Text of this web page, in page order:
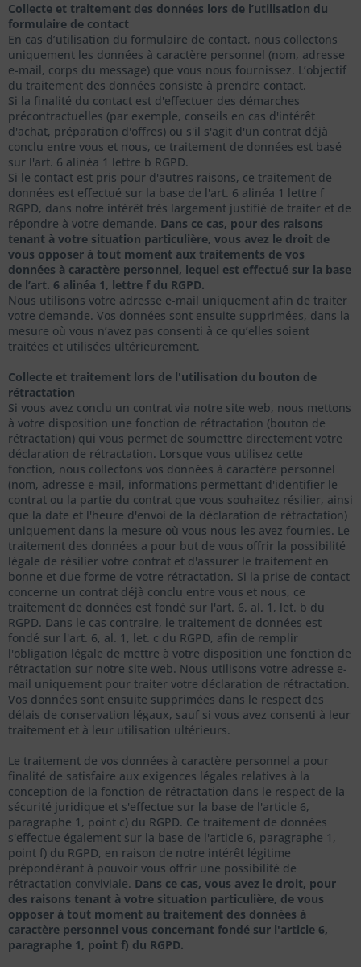
Collecte et traitement des données lors de l’utilisation du
formulaire de contact
En cas d’utilisation du formulaire de contact, nous collectons
uniquement les données à caractère personnel (nom, adresse
e-mail, corps du message) que vous nous fournissez. L’objectif
du traitement des données consiste à prendre contact.
Si la finalité du contact est d'effectuer des démarches
précontractuelles (par exemple, conseils en cas d'intérêt
d'achat, préparation d'offres) ou s'il s'agit d'un contrat déjà
conclu entre vous et nous, ce traitement de données est basé
sur l'art. 6 alinéa 1 lettre b RGPD.
Si le contact est pris pour d'autres raisons, ce traitement de
données est effectué sur la base de l'art. 6 alinéa 1 lettre f
RGPD, dans notre intérêt très largement justifié de traiter et de
répondre à votre demande. Dans ce cas, pour des raisons
tenant à votre situation particulière, vous avez le droit de
vous opposer à tout moment aux traitements de vos
données à caractère personnel, lequel est effectué sur la base
de l’art. 6 alinéa 1, lettre f du RGPD.
Nous utilisons votre adresse e-mail uniquement afin de traiter
votre demande. Vos données sont ensuite supprimées, dans la
mesure où vous n’avez pas consenti à ce qu’elles soient
traitées et utilisées ultérieurement.
Collecte et traitement lors de l'utilisation du bouton de
rétractation
Si vous avez conclu un contrat via notre site web, nous mettons
à votre disposition une fonction de rétractation (bouton de
rétractation) qui vous permet de soumettre directement votre
déclaration de rétractation. Lorsque vous utilisez cette
fonction, nous collectons vos données à caractère personnel
(nom, adresse e-mail, informations permettant d'identifier le
contrat ou la partie du contrat que vous souhaitez résilier, ainsi
que la date et l'heure d'envoi de la déclaration de rétractation)
uniquement dans la mesure où vous nous les avez fournies. Le
traitement des données a pour but de vous offrir la possibilité
légale de résilier votre contrat et d'assurer le traitement en
bonne et due forme de votre rétractation. Si la prise de contact
concerne un contrat déjà conclu entre vous et nous, ce
traitement de données est fondé sur l'art. 6, al. 1, let. b du
RGPD. Dans le cas contraire, le traitement de données est
fondé sur l'art. 6, al. 1, let. c du RGPD, afin de remplir
l'obligation légale de mettre à votre disposition une fonction de
rétractation sur notre site web. Nous utilisons votre adresse e-
mail uniquement pour traiter votre déclaration de rétractation.
Vos données sont ensuite supprimées dans le respect des
délais de conservation légaux, sauf si vous avez consenti à leur
traitement et à leur utilisation ultérieurs.
Le traitement de vos données à caractère personnel a pour
finalité de satisfaire aux exigences légales relatives à la
conception de la fonction de rétractation dans le respect de la
sécurité juridique et s'effectue sur la base de l'article 6,
paragraphe 1, point c) du RGPD. Ce traitement de données
s'effectue également sur la base de l'article 6, paragraphe 1,
point f) du RGPD, en raison de notre intérêt légitime
prépondérant à pouvoir vous offrir une possibilité de
rétractation conviviale. Dans ce cas, vous avez le droit, pour
des raisons tenant à votre situation particulière, de vous
opposer à tout moment au traitement des données à
caractère personnel vous concernant fondé sur l'article 6,
paragraphe 1, point f) du RGPD.